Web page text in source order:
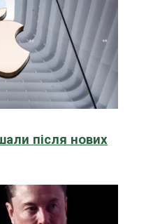
після нових